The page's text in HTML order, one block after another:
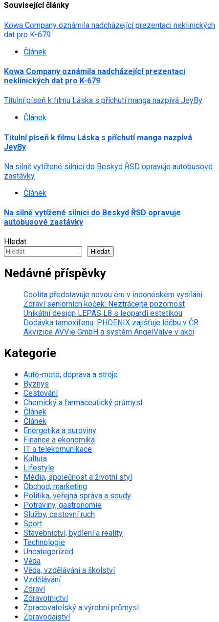
Související články
Kowa Company oznámila nadcházející prezentaci neklinických
dat pro K-679
Článek
Kowa Company oznámila nadcházející prezentaci
neklinických dat pro K-679
Titulní píseň k filmu Láska s příchutí manga nazpívá JeyBy
Článek
Titulní píseň k filmu Láska s příchutí manga nazpívá
JeyBy
Na silně vytížené silnici do Beskyd ŘSD opravuje autobusové
zastávky
Článek
Na silně vytížené silnici do Beskyd ŘSD opravuje
autobusové zastávky
Hledat
Hledat
Nedávné příspěvky
Coolita představuje novou éru v indonéském vysílání
Zdraví seniorních koček: Neztrácejte pozornost
Unikátní design LEPAS L8 s leopardí estetikou
Dodávka tamoxifenu: PHOENIX zajišťuje léčbu v ČR
Akvizice AVVie GmbH a systém AngelValve v akci
Kategorie
Auto-moto, doprava a stroje
Byznys
Cestování
Chemický a farmaceutický průmysl
Článek
Článek
Energetika a suroviny
Finance a ekonomika
IT a telekomunikace
Kultura
Lifestyle
Média, společnost a životní styl
Obchod, marketing
Politika, veřejná správa a soudy
Potraviny, gastronomie
Služby, cestovní ruch
Sport
Stavebnictví, bydlení a reality
Technologie
Uncategorized
Věda
Věda, vzdělávání a školství
Vzdělávání
Zdraví
Zdravotnictví
Zpracovatelský a výrobní průmysl
Zpravodajství